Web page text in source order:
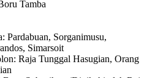
Tamba
Pardabuan, Sorganimusu,
Simarsoit
Raja Tunggal Hasugian, Orang